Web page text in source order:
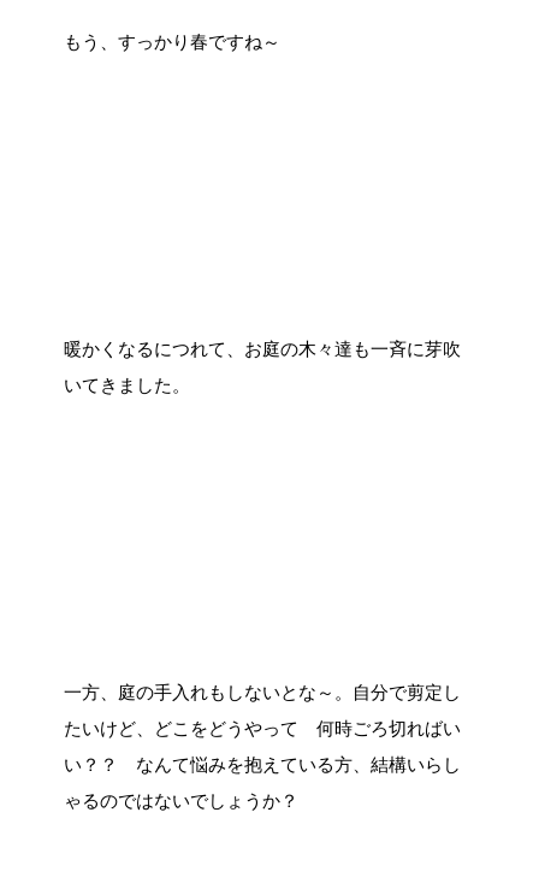
もう、すっかり春ですね～
暖かくなるにつれて、お庭の木々達も一斉に芽吹
いてきました。
一方、庭の手入れもしないとな～。自分で剪定し
たいけど、どこをどうやって 何時ごろ切ればい
い？？ なんて悩みを抱えている方、結構いらし
ゃるのではないでしょうか？